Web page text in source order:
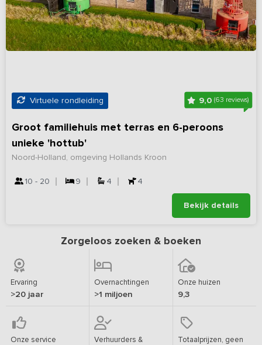
Virtuele rondleiding 9,0 (63 reviews)
Groot familiehuis met terras en 6-peroons
unieke 'hottub'
Noord-Holland, omgeving Hollands Kroon
10 - 20 9 4 4
Bekijk details
Zorgeloos zoeken & boeken
Ervaring
>20 jaar
Overnachtingen
>1 miljoen
Onze huizen
9,3
Onze service
Verhuurders &
Totaalprijzen, geen